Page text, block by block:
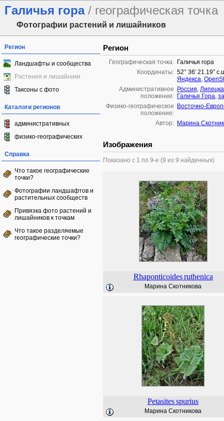
Галичья гора / географическая точка
Фотографии растений и лишайников
Регион
Ландшафты и сообщества
Растения и лишайники
Таксоны с фото
Каталоги регионов
административных
физико-географических
Справка
Что такое географические
точки?
Фотографии ландшафтов и
растительных сообществ
Привязка фото растений и
лишайников к точкам
Что такое разделяемые
географические точки?
Регион
Географическая точка: Галичья гора
Координаты: 52° 36′ 21.19″
Яндекса,
Административное
положение:
Россия,
Галичья Гора,
Физико-географическое
положение:
Восточно-
Автор: Марина
Изображения
Показано с 1 по 9-е (9 из 9 найденных)
Rhaponticoides ruthenica
Марина Скотникова
Petasitesspurius
Марина Скотникова